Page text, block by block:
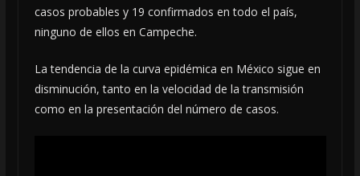
casos probables y 19 confirmados en todo el país,
ninguno de ellos en Campeche.
La tendencia de la curva epidémica en México sigue en
disminución, tanto en la velocidad de la transmisión
como en la presentación del número de casos.